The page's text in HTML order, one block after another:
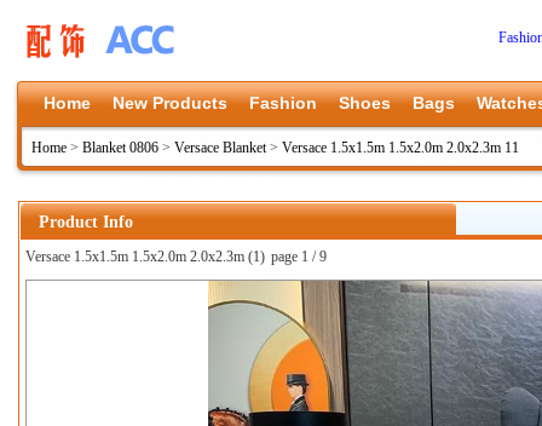
Home New Products Fashion Shoes Bags
Home > Blanket 0806 > Versace Blanket> Versace 1.5x1.5m 1.5x2.0m 2.0x2.3m 11
Product Info
Versace 1.5x1.5m 1.5x2.0m 2.0x2.3m (1) page 1 / 9
上一张